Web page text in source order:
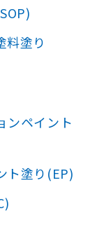
料塗り
ンペイント
ト塗り(EP)